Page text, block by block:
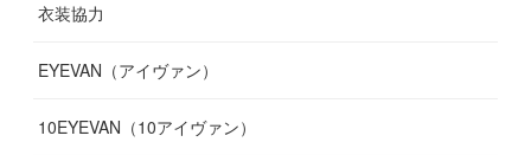
(8
(9
(19
(12)
(10)
(10
(17)
(11)
(7
(7
(10)
( 7
(13)
(11)
(
( 5
(8)
(10 )
衣装協力
EYEVAN（アイヴァン）
10EYEVAN（10アイヴァン）